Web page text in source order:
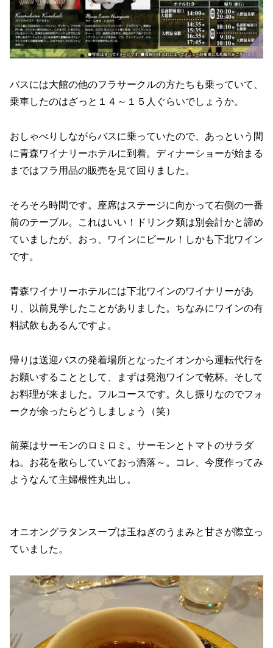
バスには大館の他のフラサークルの方たちも乗っていて、
乗車したのはざっと１４～１５人ぐらいでしょうか。
おしゃべりしながらバスに乗っていたので、あっという間
に青森ワイナリーホテルに到着。ディナーショーが始まる
まではフラ用品の販売を見て回りました。
そろそろ時間です。座席はステージに向かって右側の一番
前のテーブル。これはいい！ドリンク類は別会計かと諦め
ていましたが、おっ、ワインにビール！しかも下北ワイン
です。
青森ワイナリーホテルには下北ワインのワイナリーがあ
り、以前見学したことがありました。ちなみにワインの有
料試飲もあるんですよ。
帰りは送迎バスの発着場所となったイオンから運転代行を
お願いすることとして、まずは発泡ワインで乾杯。そして
お料理が来ました。フルコースです。久し振りなのでフォ
ークが余ったらどうしましょう（笑）
前菜はサーモンのロミロミ。サーモンとトマトのサラダ
ね。お花を散らしていておっ洒落～。コレ、今度作ってみ
ようなんて主婦根性丸出し。
オニオングラタンスープは玉ねぎのうまみと甘さが際立っ
ていました。